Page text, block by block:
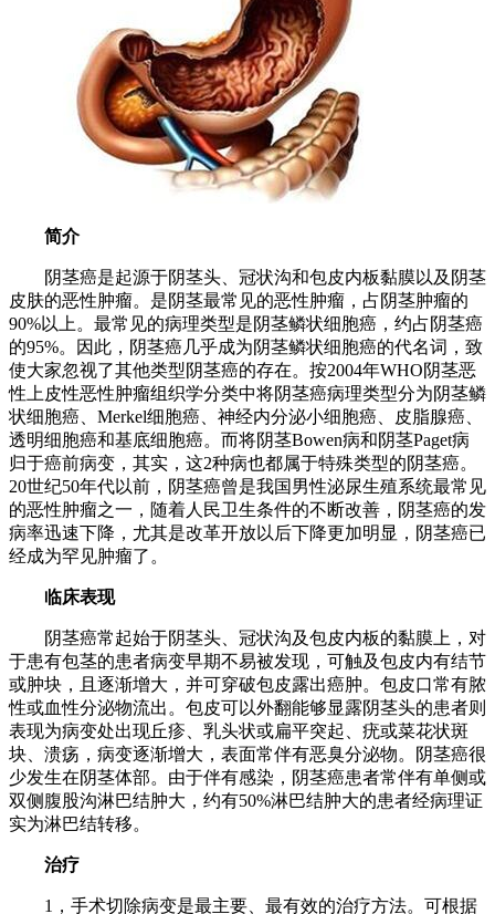
简介
阴茎癌是起源于阴茎头、冠状沟和包皮内板黏膜以及阴茎
皮肤的恶性肿瘤。是阴茎最常见的恶性肿瘤，占阴茎肿瘤的
90%以上。最常见的病理类型是阴茎鳞状细胞癌，约占阴茎癌
的95%。因此，阴茎癌几乎成为阴茎鳞状细胞癌的代名词，致
使大家忽视了其他类型阴茎癌的存在。按2004年WHO阴茎恶
性上皮性恶性肿瘤组织学分类中将阴茎癌病理类型分为阴茎鳞
状细胞癌、Merkel细胞癌、神经内分泌小细胞癌、皮脂腺癌、
透明细胞癌和基底细胞癌。而将阴茎Bowen病和阴茎Paget病
归于癌前病变，其实，这2种病也都属于特殊类型的阴茎癌。
20世纪50年代以前，阴茎癌曾是我国男性泌尿生殖系统最常见
的恶性肿瘤之一，随着人民卫生条件的不断改善，阴茎癌的发
病率迅速下降，尤其是改革开放以后下降更加明显，阴茎癌已
经成为罕见肿瘤了。
临床表现
阴茎癌常起始于阴茎头、冠状沟及包皮内板的黏膜上，对
于患有包茎的患者病变早期不易被发现，可触及包皮内有结节
或肿块，且逐渐增大，并可穿破包皮露出癌肿。包皮口常有脓
性或血性分泌物流出。包皮可以外翻能够显露阴茎头的患者则
表现为病变处出现丘疹、乳头状或扁平突起、疣或菜花状斑
块、溃疡，病变逐渐增大，表面常伴有恶臭分泌物。阴茎癌很
少发生在阴茎体部。由于伴有感染，阴茎癌患者常伴有单侧或
双侧腹股沟淋巴结肿大，约有50%淋巴结肿大的患者经病理证
实为淋巴结转移。
治疗
1，手术切除病变是最主要、最有效的治疗方法。可根据